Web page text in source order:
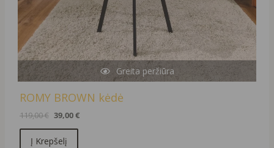
Greita peržiūra
ROMY BROWN kėdė
119,00€ 39,00€
Į Krepšelį